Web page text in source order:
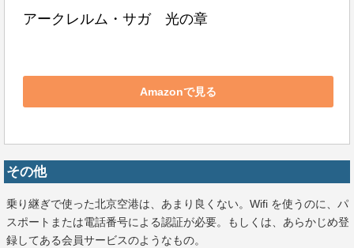
アークレルム・サガ　光の章
Amazonで見る
その他
乗り継ぎで使った北京空港は、あまり良くない。Wifi を使うのに、パ
スポートまたは電話番号による認証が必要。もしくは、あらかじめ登
録してある会員サービスのようなもの。